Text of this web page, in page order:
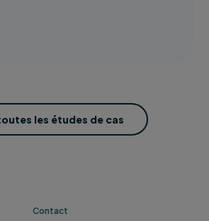
les études de cas
Contact